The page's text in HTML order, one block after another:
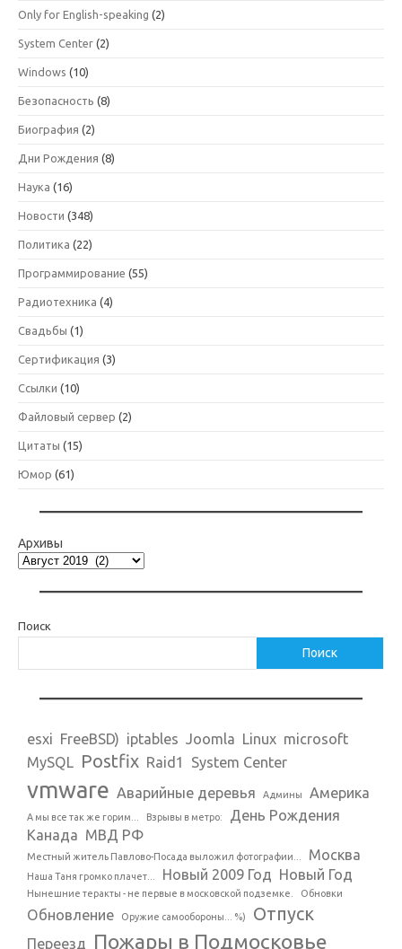
Only for English-speaking (2)
System Center (2)
Windows (10)
Безопасность (8)
Биография (2)
Дни Рождения (8)
Наука (16)
Новости (348)
Политика (22)
Программирование (55)
Радиотехника (4)
Свадьбы (1)
Сертификация (3)
Ссылки (10)
Файловый сервер (2)
Цитаты (15)
Юмор (61)
Архивы
Поиск
Поиск
esxi FreeBSD) iptables Joomla Linux microsoft
MySQL Postfix Raid1 System Center
vmware Аварийные деревья Админы Америка
А мы все так же горим... Взрывы в метро:
День Рождения
Канада МВД РФ
Местный житель Павлово-Посада выложил фотографии... Москва
Наша Таня громко плачет... Новый 2009 Год Новый Год
Нынешние теракты - не первые в московской подземке. Обновки
Обновление Оружие самообороны... %) Отпуск
Переезд Пожары в Подмосковье